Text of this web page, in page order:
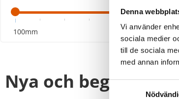
Denna
Vi använder
sociala medier
till de sociala
med annan
100mm 2500mm
Nya och